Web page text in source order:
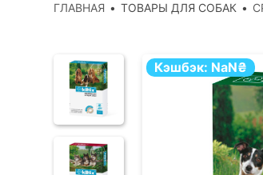
ГЛАВНАЯ ТОВАРЫ ДЛЯ СОБАК
Кэшбэк: NaN₴